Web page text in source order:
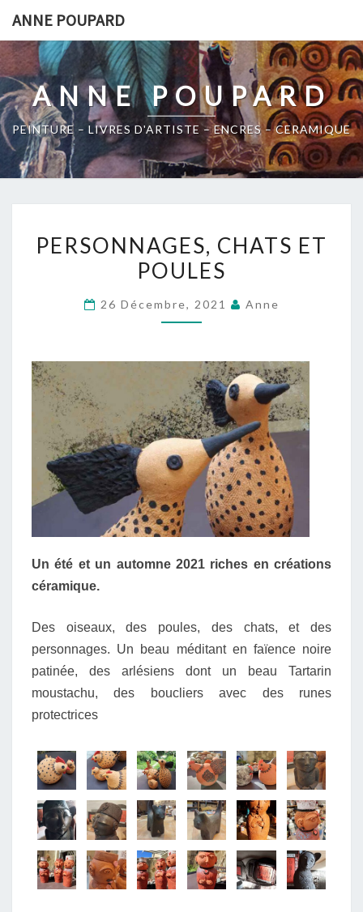
content
ANNE POUPARD
ANNE POUPARD
PEINTURE – LIVRES D'ARTISTE – ENCRES – CERAMIQUE
CHATS
ET
PERSONNAGES, CHATS ET
POULES
26 Décembre, 2021 Anne
Un été et un automne 2021 riches en créations
céramique.
Des oiseaux, des poules, des chats, et des
personnages. Un beau méditant en faïence noire
patinée, des arlésiens dont un beau Tartarin
moustachu, des boucliers avec des runes
protectrices